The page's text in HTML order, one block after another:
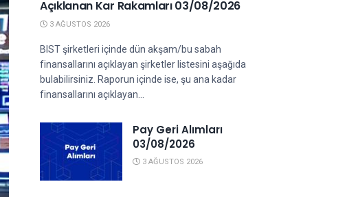
Açıklanan Kar Rakamları 03/08/2026
3 AĞUSTOS 2026
BIST şirketleri içinde dün akşam/bu sabah
finansallarını açıklayan şirketler listesini aşağıda
bulabilirsiniz. Raporun içinde ise, şu ana kadar
finansallarını açıklayan...
Pay Geri Alımları
03/08/2026
3 AĞUSTOS 2026